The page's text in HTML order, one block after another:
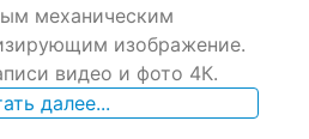
механическим
изображение.
видео и фото 4К.
далее...